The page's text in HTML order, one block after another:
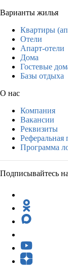
Варианты жилья
Квартиры
Отели
Апарт-отели
Дома
Гостевые
Базы отдыха
О нас
Компания
Вакансии
Реквизиты
Реферальная
Программа
Подписывайтесь